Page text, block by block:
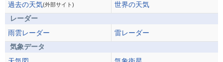
過去の天気(外部サイト)
世界の天気
レーダー
雨雲レーダー
雷レーダー
気象データ